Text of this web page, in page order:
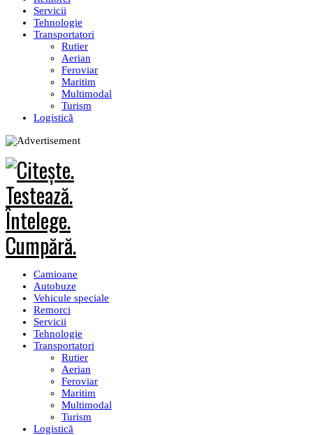
Servicii
Tehnologie
Transportatori
Rutier
Aerian
Feroviar
Maritim
Multimodal
Turism
Logistică
Camioane
Autobuze
Vehicule speciale
Remorci
Servicii
Tehnologie
Transportatori
Rutier
Aerian
Feroviar
Maritim
Multimodal
Turism
Logistică